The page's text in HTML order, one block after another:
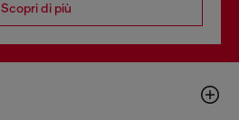
Scopri di più